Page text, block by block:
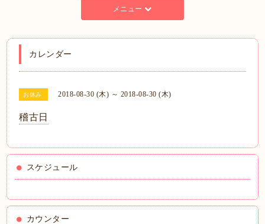
メニュー
カレンダー
お休み 2018-08-30 (木) ～ 2018-08-30 (木)
稽古日
スケジュール
カウンター